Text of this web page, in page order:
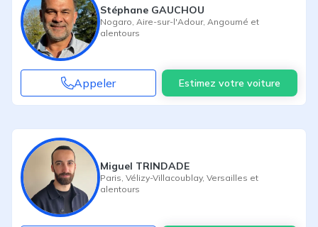
Stéphane GAUCHOU
Nogaro Aire-sur-l'Adour, Angoumé et
alentours
Appeler Estimez votre voiture
Miguel TRINDADE
Paris Vélizy-Villacoublay, Versailles et
alentours